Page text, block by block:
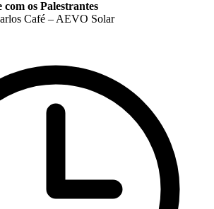
com os Palestrantes
Café – AEVO Solar